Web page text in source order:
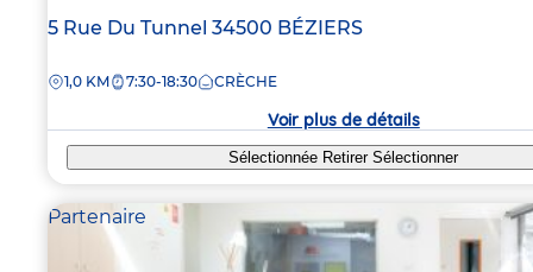
Adresse
la
5 Rue Du Tunnel 34500 BÉZIERS
DISTANCE
1,0 KM 7:30-18:30 CRÈCHE
Voir plus de détails
Sélectionnée RetirerSélectionner
Partenaire